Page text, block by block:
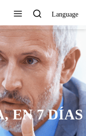
Language
EN 7 DÍAS